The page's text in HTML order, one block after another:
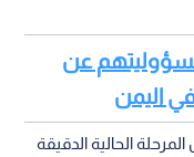
مسؤوليتهم عن
اليمن
الحالية الدقيقة